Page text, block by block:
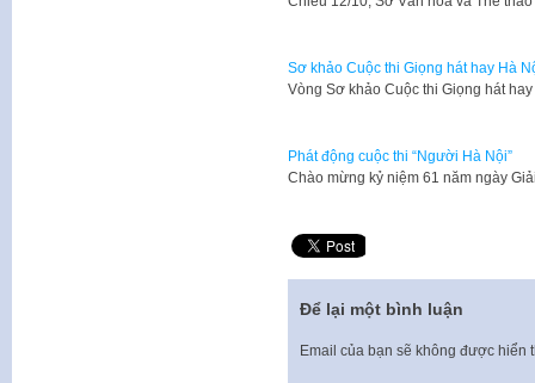
Sơ khảo Cuộc thi Giọng hát hay Hà
Vòng Sơ khảo Cuộc thi Giọng hát
Phát động cuộc thi “Người Hà Nội”
​Chào mừng kỷ niệm 61 năm ngày
Để lại một bình luận
Email của bạn sẽ không được hiển